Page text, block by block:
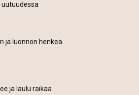
uutuudessa
ja luonnon henkeä
ja laulu raikaa